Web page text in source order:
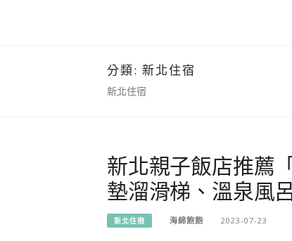
分類: 新北住宿
新北住宿
新北親子飯店推薦
墊溜滑梯、溫泉風
新北住宿 海綿飽飽 2023-07-23